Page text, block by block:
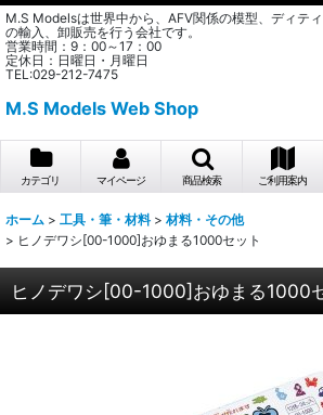
M.S Modelsは世界中から、AFV関係の模型、ディテ
の輸入、卸販売を行う会社です。
営業時間：9：00～17：00
定休日：日曜日・月曜日
TEL:029-212-7475
M.S Models Web Shop
カテゴリ マイページ 商品検索 ご利用案内
ホーム > 工具・筆・材料 > 材料・その他
> ヒノデワシ[00-1000]おゆまる1000セット
ヒノデワシ[00-1000]おゆまる1000